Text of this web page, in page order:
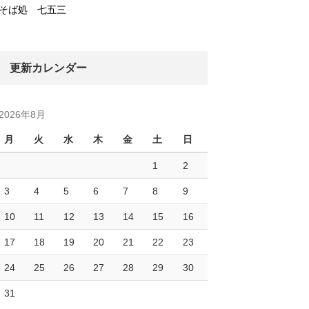
ば処 七五三
更新カレンダー
年8月
月 火 水 木 金 土 日
1 2
3 4 5 6 7 8 9
10 11 12 13 14 15 16
17 18 19 20 21 22 23
24 25 26 27 28 29 30
31